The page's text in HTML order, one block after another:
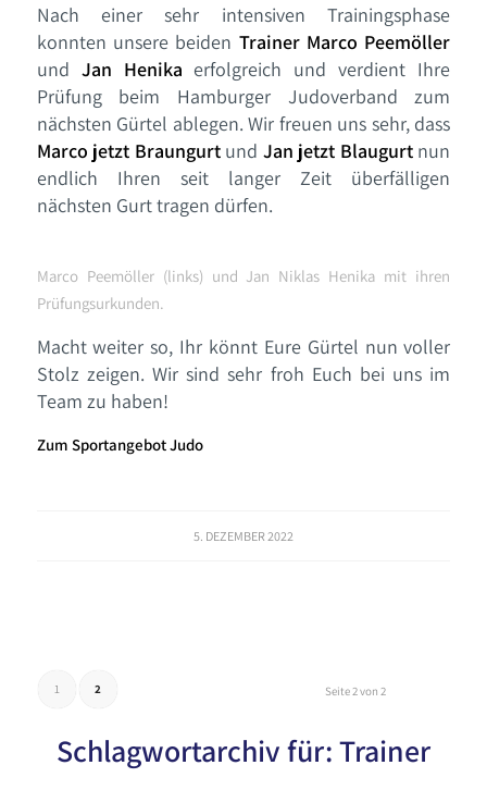
Nach einer sehr intensiven Trainingsphase
konnten unsere beiden Trainer Marco Peemöller
und Jan Henika erfolgreich und verdient Ihre
Prüfung beim Hamburger Judoverband zum
nächsten Gürtel ablegen. Wir freuen uns sehr, dass
Marco jetzt Braungurtund Jan jetzt Blaugurtnun
endlich Ihren seit langer Zeit überfälligen
nächsten Gurt tragen dürfen.
Marco Peemöller (links) und Jan Niklas Henika mit ihren
Prüfungsurkunden.
Macht weiter so, Ihr könnt Eure Gürtel nun voller
Stolz zeigen. Wir sind sehr froh Euch bei uns im
Team zu haben!
Zum Sportangebot Judo
5. DEZEMBER 2022
Seite 2 von 2
1 2
Schlagwortarchiv für:Trainer